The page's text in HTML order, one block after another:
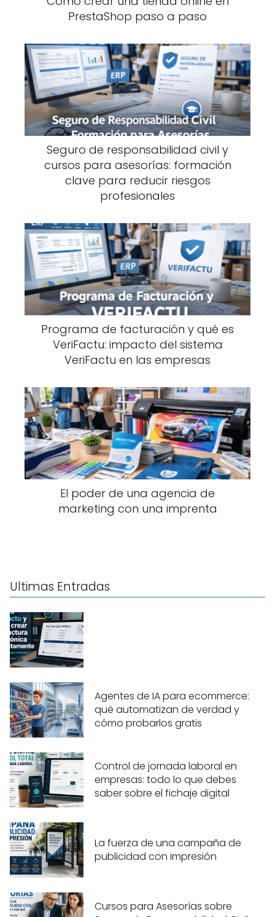
PrestaShop paso a paso
Seguro de responsabilidad civil y
cursos para asesorías: formación
clave para reducir riesgos
profesionales
Programa de facturación y qué es
VeriFactu: impacto del sistema
VeriFactu en las empresas
El poder de una agencia de
marketing con una imprenta
Ultimas Entradas
Agentes de IA para ecommerce:
qué automatizan de verdad y
cómo probarlos gratis
Control de jornada laboral en
empresas: todo lo que debes
saber sobre el fichaje digital
La fuerza de una campaña de
publicidad con impresión
Cursos para Asesorías sobre